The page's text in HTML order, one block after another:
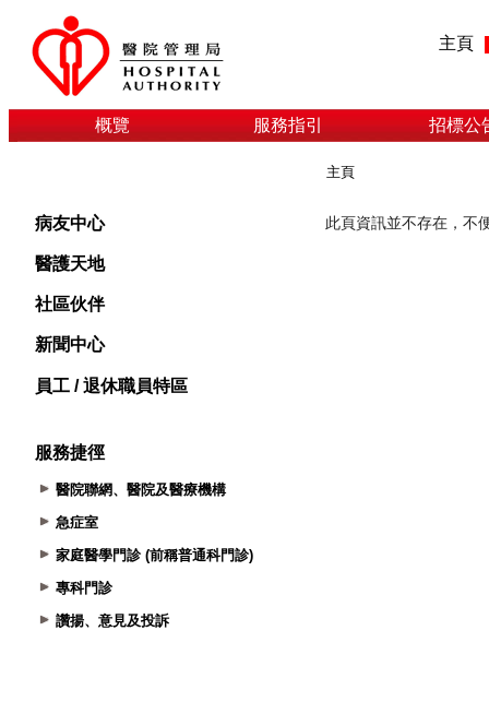
主頁
概覽 服務指引 招標公
病友中心
醫護天地
社區伙伴
新聞中心
員工 / 退休職員特區
服務捷徑
醫院聯網、醫院及醫療機構
急症室
家庭醫學門診 (前稱普通科門診)
專科門診
讚揚、意見及投訴
主頁